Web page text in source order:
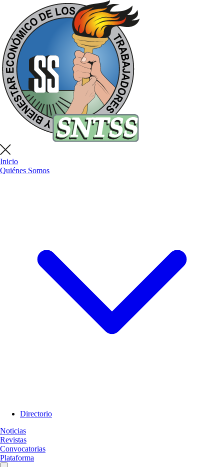
Inicio
Quiénes Somos
Directorio
Noticias
Revistas
Convocatorias
Plataforma